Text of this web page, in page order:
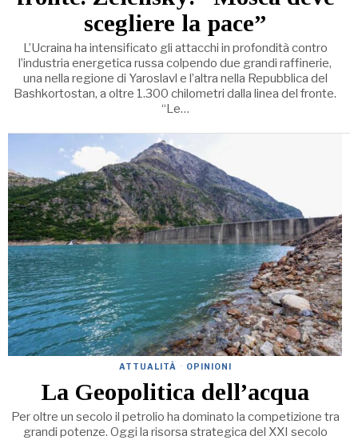
scegliere la pace”
L’Ucraina ha intensificato gli attacchi in profondità contro
l’industria energetica russa colpendo due grandi raffinerie,
una nella regione di Yaroslavl e l’altra nella Repubblica del
Bashkortostan, a oltre 1.300 chilometri dalla linea del fronte.
“Le…
ATTUALITÀ · OPINIONI
La Geopolitica dell’acqua
Per oltre un secolo il petrolio ha dominato la competizione tra
grandi potenze. Oggi la risorsa strategica del XXI secolo